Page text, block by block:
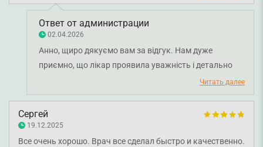
Ответ от администрации
02.04.2026
Анно, щиро дякуємо вам за відгук. Нам дуже
приємно, що лікар проявила уважність і детально
пояснила всі етапи процедури, щоб ви почувалися
спокійно. Бажаємо вам міцного здоров'я!
Читать далее
Сергей
19.12.2025
Все очень хорошо. Врач все сделал быстро и качественно.